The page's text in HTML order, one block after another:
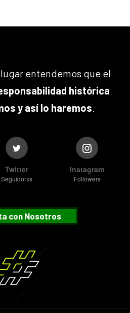
entendemos que el
histórica
y así lo haremos
Twitter
Seguidorxs
Instagram
Followers
con Nosotros
nuestras notificaciones?